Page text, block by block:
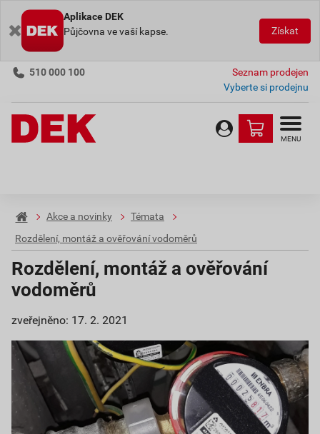
Aplikace DEK
Půjčovna ve vaší kapse.
Získat
510 000 100
Seznam prodejen
Vyberte si prodejnu
MENU
Akce a novinky
Témata
Rozdělení, montáž a ověřování vodoměrů
Rozdělení, montáž a ověřování
vodoměrů
zveřejněno: 17. 2. 2021